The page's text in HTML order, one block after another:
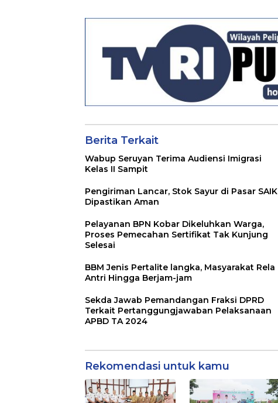
Ditindaklanjuti
Berita Terkait
Wabup Seruyan Terima Audiensi Imigrasi
Kelas II Sampit
Pengiriman Lancar, Stok Sayur di Pasar SAIK
Dipastikan Aman
Pelayanan BPN Kobar Dikeluhkan Warga,
Proses Pemecahan Sertifikat Tak Kunjung
Selesai
BBM Jenis Pertalite langka, Masyarakat Rela
Antri Hingga Berjam-jam
Sekda Jawab Pemandangan Fraksi DPRD
Terkait Pertanggungjawaban Pelaksanaan
APBD TA 2024
Rekomendasi untuk kamu